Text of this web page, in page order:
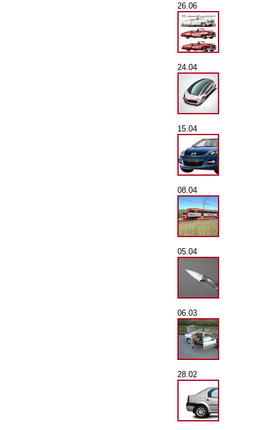
26.06
24.04
15.04
08.04
05.04
06.03
28.02